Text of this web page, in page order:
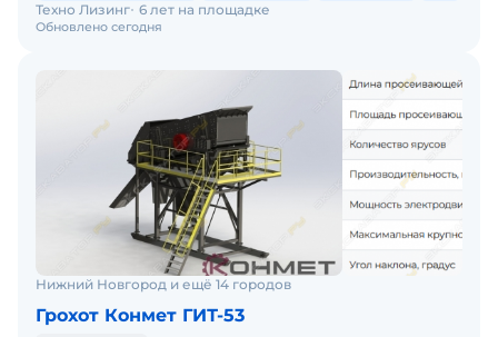
Обновлено сегодня
Техно Лизинг 6 лет на площадке
Нижний Новгород и ещё 14 городов
Грохот Конмет ГИТ-53